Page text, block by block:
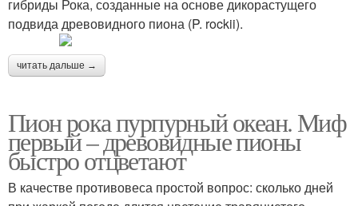
гибриды Рока, созданные на основе дикорастущего
подвида древовидного пиона (P. rockii).
читать дальше →
Пион рока пурпурный океан. Миф
первый – древовидные пионы
быстро отцветают
В качестве противовеса простой вопрос: сколько дней